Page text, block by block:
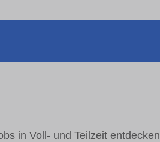
in Voll- und Teilzeit entdecken